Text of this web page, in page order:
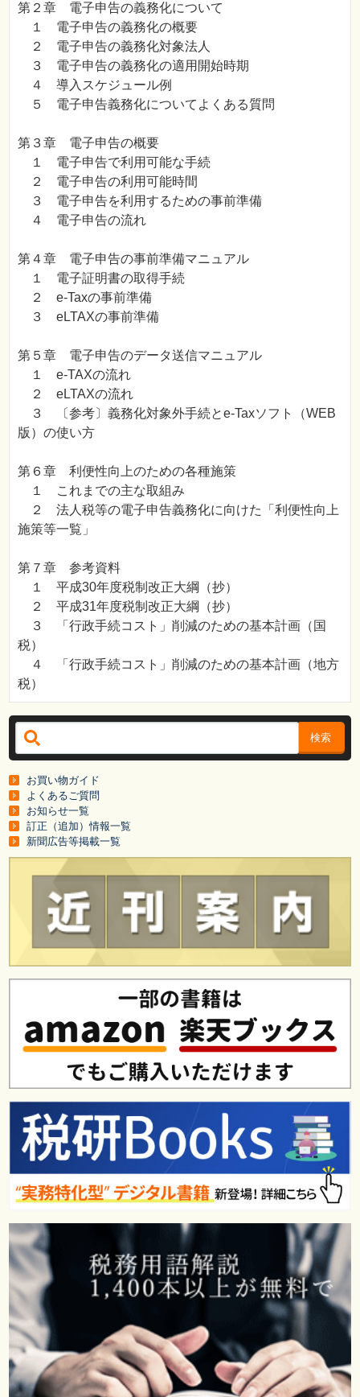
第２章 電子申告の義務化について
１ 電子申告の義務化の概要
２ 電子申告の義務化対象法人
３ 電子申告の義務化の適用開始時期
４ 導入スケジュール例
５ 電子申告義務化についてよくある質問
第３章 電子申告の概要
１ 電子申告で利用可能な手続
２ 電子申告の利用可能時間
３ 電子申告を利用するための事前準備
４ 電子申告の流れ
第４章 電子申告の事前準備マニュアル
１ 電子証明書の取得手続
２ e-Taxの事前準備
３ eLTAXの事前準備
第５章 電子申告のデータ送信マニュアル
１ e-TAXの流れ
２ eLTAXの流れ
３ 〔参考〕義務化対象外手続とe-Taxソフト（WEB
版）の使い方
第６章 利便性向上のための各種施策
１ これまでの主な取組み
２ 法人税等の電子申告義務化に向けた「利便性向上
施策等一覧」
第７章 参考資料
１ 平成30年度税制改正大綱（抄）
２ 平成31年度税制改正大綱（抄）
３ 「行政手続コスト」削減のための基本計画（国
税）
４ 「行政手続コスト」削減のための基本計画（地方
税）
検索
お買い物ガイド
よくあるご質問
お知らせ一覧
訂正（追加）情報一覧
新聞広告等掲載一覧